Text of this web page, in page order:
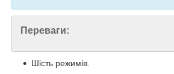
Переваги:
Шість режимів.